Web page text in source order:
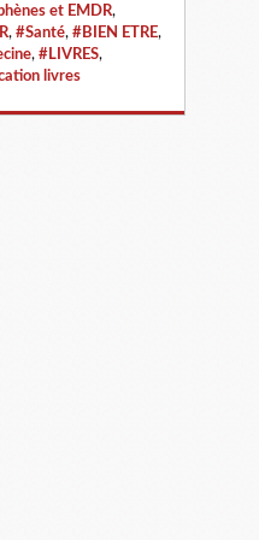
et EMDR,
, #Santé, #BIEN ETRE,
, #LIVRES,
livres